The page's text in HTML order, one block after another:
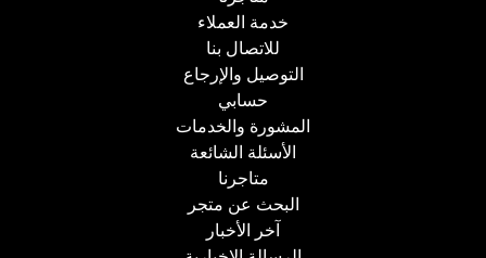
خدمة العملاء
للاتصال بنا
التوصيل والإرجاع
حسابي
المشورة والخدمات
الأسئلة الشائعة
متاجرنا
البحث عن متجر
آخر الأخبار